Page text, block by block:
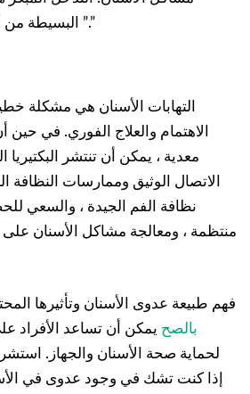
البسيطة من أن تصبح عدوى خطيرة ”.”
التهابات الأسنان هي مشكلة
الاهتمام والعلاج الفوري. في
معدية ، يمكن أن تنتشر
الاتصال الوثيق وممارسات النظافة
نظافة الفم الجيدة ، والسعي
منتظمة ، ومعالجة مشاكل الأسنان
فهم طبيعة عدوى الأسنان وتأثيرها
بالصح يمكن أن تساعد الأفراد
لحماية صحة الأسنان والجهاز.
إذا كنت تشك في وجود عدوى في